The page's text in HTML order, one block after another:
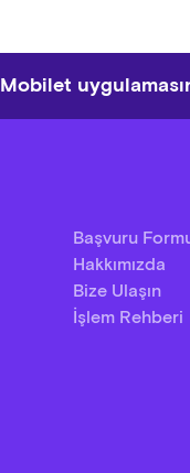
Mobilet
Başvuru
Hakkımızda
Bize Ulaşın
İşlem Rehberi